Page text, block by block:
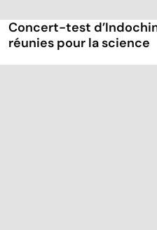
Concert-test
réunies pour la science